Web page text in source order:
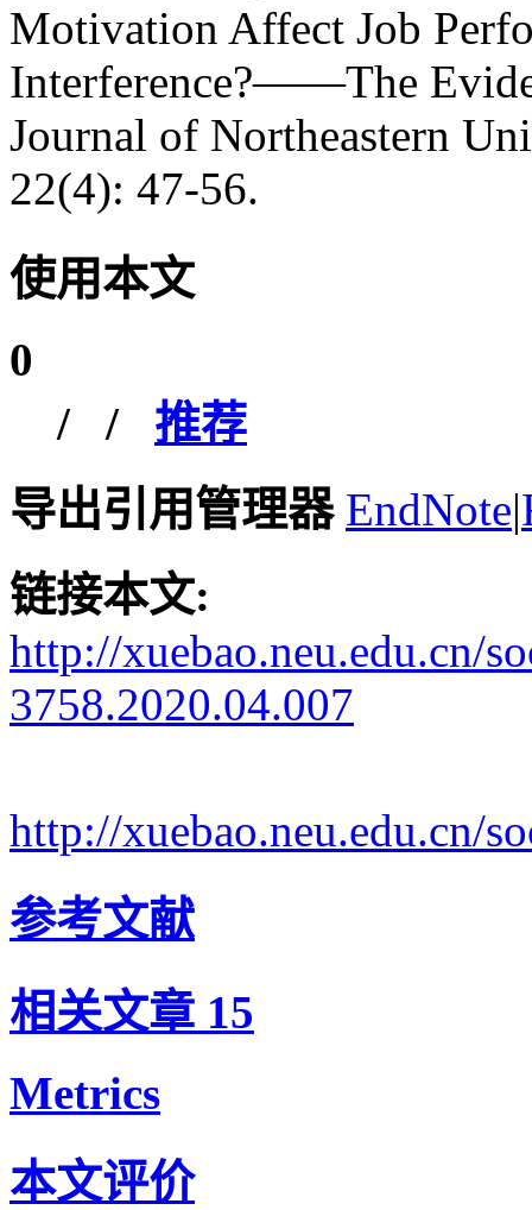
Motivation Affect Job
Interference?——The
Journal of Northeastern
22(4): 47-56.
使用本文
0
/ / 推荐
导出引用管理器 EndNote|
链接本文:
http://xuebao.neu.edu.cn/
3758.2020.04.007
http://xuebao.neu.edu.cn/
参考文献
相关文章 15
Metrics
本文评价